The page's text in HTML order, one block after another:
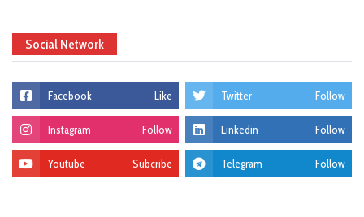
Social Network
Facebook Like Twitter Follow
Instagram Follow Linkedin Follow
Youtube Subcribe Telegram Follow